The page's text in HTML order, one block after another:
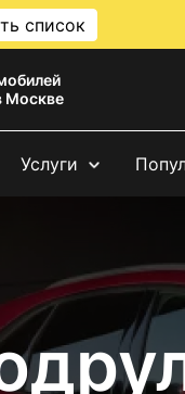
список
Москве
Услуги